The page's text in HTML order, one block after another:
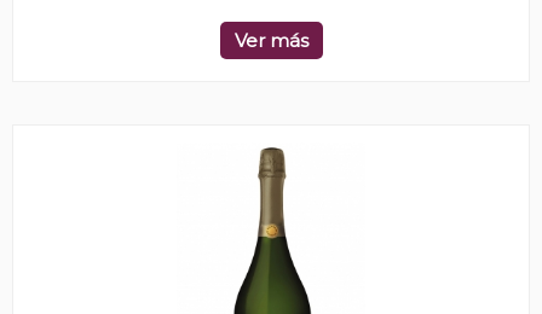
Ver más